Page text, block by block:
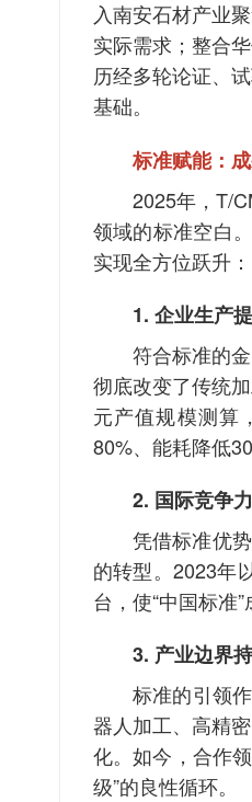
入南安石材产业
实际需求；整合
历经多轮论证、
基础。
标准赋能：
2025年，T/
领域的标准空白
实现全方位跃升：
1. 企业生产
符合标准的
彻底改变了传统
元产值规模测算
80%、能耗降低
2. 国际竞争
凭借标准优
的转型。2023年
台，使“中国标准
3. 产业边界
标准的引领
器人加工、高精
化。如今，合作
级”的良性循环。